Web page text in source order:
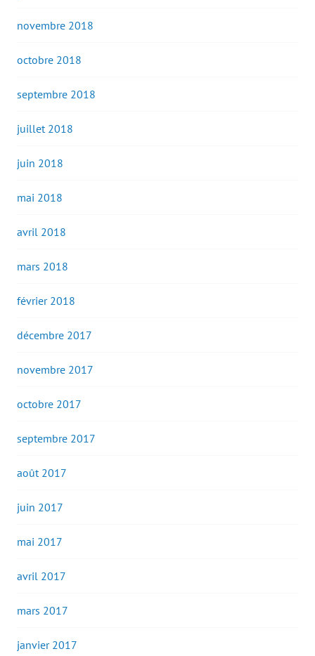
novembre 2018
octobre 2018
septembre 2018
juillet 2018
juin 2018
mai 2018
avril 2018
mars 2018
février 2018
décembre 2017
novembre 2017
octobre 2017
septembre 2017
août 2017
juin 2017
mai 2017
avril 2017
mars 2017
janvier 2017